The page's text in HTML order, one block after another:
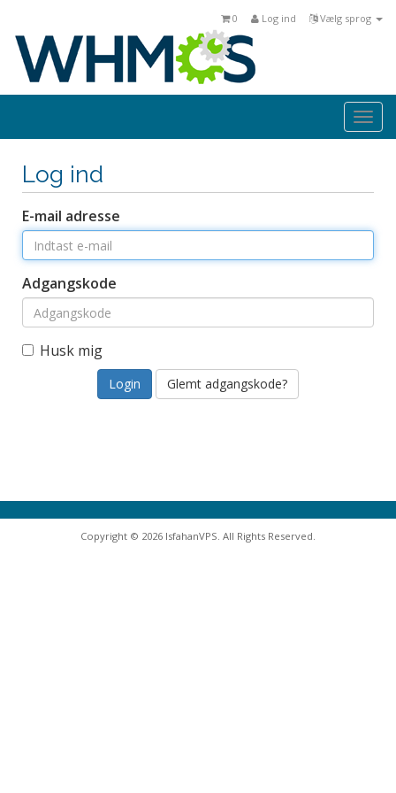
Vælg sprog
Log ind
0
Log ind
E-mail adresse
Adgangskode
Husk mig
Glemt adgangskode?
Copyright © 2026 IsfahanVPS. All Rights Reserved.